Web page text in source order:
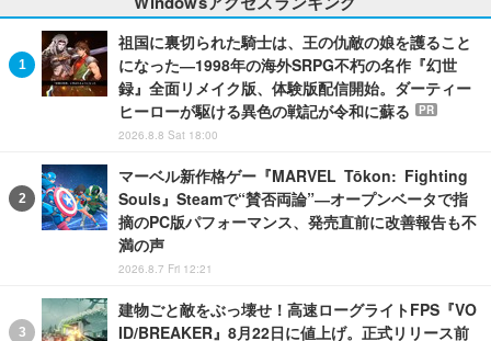
祖国に裏切られた騎士は、王の仇敵の娘を護ること
になった―1998年の海外SRPG不朽の名作『幻世
録』全面リメイク版、体験版配信開始。ダーティー
ヒーローが駆ける異色の戦記が令和に蘇る
PR
2026.8.8 Sat 18:00
マーベル新作格ゲー『MARVEL Tōkon: Fighting
Souls』Steamで“賛否両論”―オープンベータで指
摘のPC版パフォーマンス、発売直前に改善報告も不
満の声
2026.8.7 Fri 12:21
建物ごと敵をぶっ壊せ！高速ローグライトFPS『VO
ID/BREAKER』8月22日に値上げ。正式リリース前